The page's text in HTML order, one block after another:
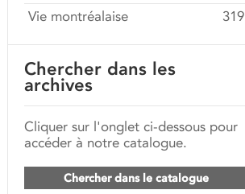
Vie montréalaise
319
Chercher dans les
archives
Cliquer sur l'onglet ci-dessous pour
accéder à notre catalogue.
Chercher dans le catalogue